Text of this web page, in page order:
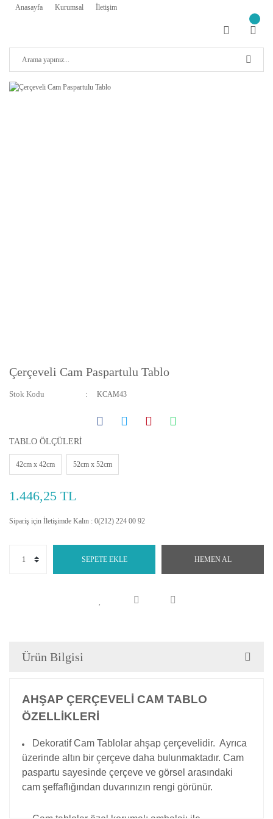
Anasayfa Kurumsal İletişim
Çerçeveli Cam Paspartulu Tablo
Stok Kodu KCAM43
TABLO ÖLÇÜLERİ
42cm x 42cm 52cm x 52cm
1.446,25 TL
Sipariş için İletişimde Kalın : 0(212) 224 00 92
SEPETE EKLE HEMEN AL
Ürün Bilgisi
AHŞAP ÇERÇEVELİ CAM TABLO
ÖZELLİKLERİ
Dekoratif Cam Tablolar ahşap çerçevelidir. Ayrıca
üzerinde altın bir çerçeve daha bulunmaktadır. Cam
paspartu sayesinde çerçeve ve görsel arasındaki
cam şeffaflığından duvarınızın rengi görünür.